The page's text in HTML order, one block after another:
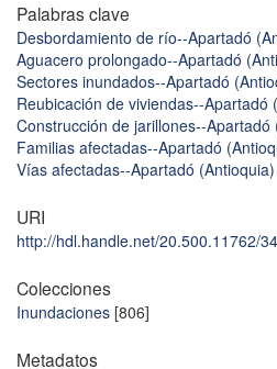
Palabras clave
Desbordamiento de río--Apartadó
Aguacero prolongado--Apartadó
Sectores inundados--Apartadó
Reubicación de viviendas--Apartadó
Construcción de jarillones--Apartadó
Familias afectadas--Apartadó
Vías afectadas--Apartadó (Antioquia)
URI
http://hdl.handle.net/20.500.11762/
Colecciones
Inundaciones [806]
Metadatos